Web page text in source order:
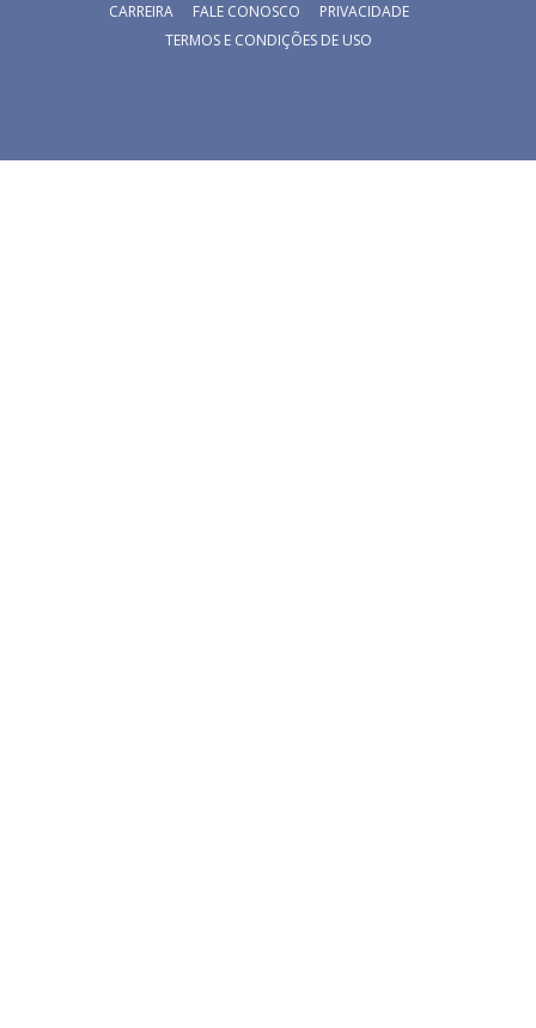
CARREIRA FALE CONOSCO
PRIVACIDADE
TERMOS E CONDIÇÕES DE USO